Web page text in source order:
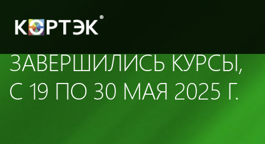
ЗАВЕРШИЛИСЬ КУРСЫ,
C 19 ПО 30 МАЯ 2025 Г.